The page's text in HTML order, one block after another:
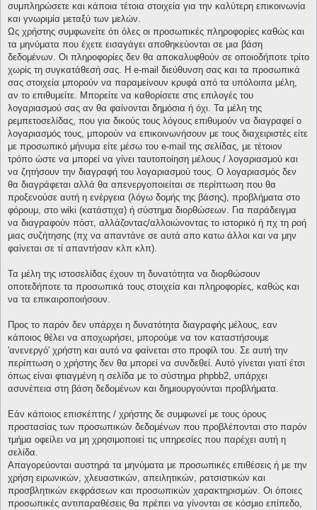
συμπληρώσετε και κάποια τέτοια στοιχεία για την καλύτερη επικοινωνία
και γνωριμία μεταξύ των μελών.
Ως χρήστης συμφωνείτε ότι όλες οι προσωπικές πληροφορίες καθώς και
τα μηνύματα που έχετε εισαγάγει αποθηκεύονται σε μια βάση
δεδομένων. Οι πληροφορίες δεν θα αποκαλυφθούν σε οποιοδήποτε τρίτο
χωρίς τη συγκατάθεσή σας. Η e-mail διεύθυνση σας και τα προσωπικά
σας στοιχεία μπορούν να παραμείνουν κρυφά από τα υπόλοιπα μέλη,
αν το επιθυμείτε. Μπορείτε να καθορίσετε στις επιλογές του
λογαριασμού σας αν θα φαίνονται δημόσια ή όχι. Τα μέλη της
ρεμπετοσελίδας, που για δικούς τους λόγους επιθυμούν να διαγραφεί ο
λογαριασμός τους, μπορούν να επικοινωνήσουν με τους διαχειριστές είτε
με προσωπικό μήνυμα είτε μέσω του e-mail της σελίδας, με τέτοιον
τρόπο ώστε να μπορεί να γίνει ταυτοποίηση μέλους / λογαριασμού και
να ζητήσουν την διαγραφή του λογαριασμού τους. Ο λογαριασμός δεν
θα διαγράφεται αλλά θα απενεργοποιείται σε περίπτωση που θα
προξενούσε αυτή η ενέργεια (λόγω δομής της βάσης), προβλήματα στο
φόρουμ, στο wiki (κατάστιχα) ή σύστημα διορθώσεων. Για παράδειγμα
να διαγραφούν πόστ, αλλάζοντας/αλλοιώνοντας το ιστορικό ή πχ τη ροή
μιας συζήτησης (πχ να απαντάνε σε αυτά απο κατω άλλοι και να μην
φαίνεται σε τί απαντήσαν κλπ κλπ).
Τα μέλη της ιστοσελίδας έχουν τη δυνατότητα να διορθώσουν
οποτεδήποτε τα προσωπικά τους στοιχεία και πληροφορίες, καθώς και
να τα επικαιροποιήσουν.
Προς το παρόν δεν υπάρχει η δυνατότητα διαγραφής μέλους, εαν
κάποιος θέλει να αποχωρήσει, μπορούμε να τον καταστήσουμε
'ανενεργό' χρήστη και αυτό να φαίνεται στο προφίλ του. Σε αυτή την
περίπτωση ο χρήστης δεν θα μπορεί να συνδεθεί. Αυτό γίνεται γιατί έτσι
όπως είναι φτιαγμένη η σελίδα με το σύστημα phpbb2, υπάρχει
ασυνέπεια στη βάση δεδομένων και δημιουργούνται προβλήματα.
Εάν κάποιος επισκέπτης / χρήστης δε συμφωνεί με τους όρους
προστασίας των προσωπικών δεδομένων που προβλέπονται στο παρόν
τμήμα οφείλει να μη χρησιμοποιεί τις υπηρεσίες που παρέχει αυτή η
σελίδα.
Απαγορεύονται αυστηρά τα μηνύματα με προσωπικές επιθέσεις ή με την
χρήση ειρωνικών, χλευαστικών, απειλητικών, ρατσιστικών και
προσβλητικών εκφράσεων και προσωπικών χαρακτηρισμών. Οι όποιες
προσωπικές αντιπαραθέσεις θα πρέπει να γίνονται σε κόσμιο επίπεδο,